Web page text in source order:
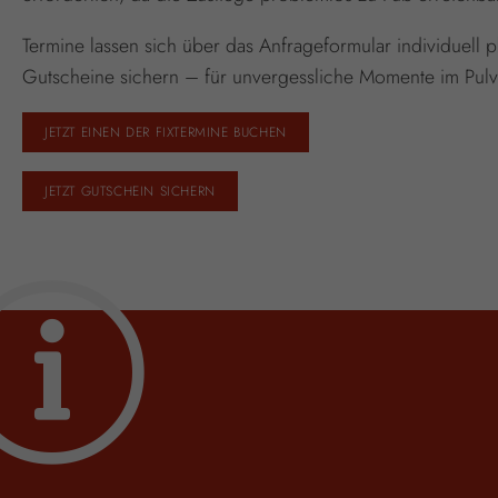
Termine lassen sich über das Anfrageformular individuell
Gutscheine sichern – für unvergessliche Momente im
JETZT EINEN DER FIXTERMINE BUCHEN
JETZT GUTSCHEIN SICHERN